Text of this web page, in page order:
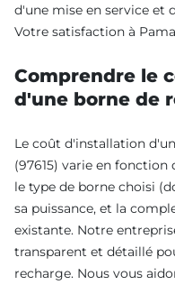
d'une mise en service et
Votre satisfaction à
Comprendre le
d'une borne de
Le coût d'installation
(97615) varie en
le type de borne choisi
sa puissance, et la
existante. Notre
transparent et détaillé
recharge. Nous vous